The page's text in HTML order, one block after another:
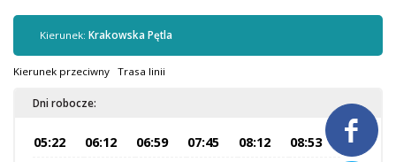

Sprzedaż biletów u kierowców
Jaworznicka Karta Miejska
Open Payment System
Kierunek: Krakowska Pętla
Kierunek przeciwny Trasa linii
Dni robocze:
05:22 06:12 06:59 07:45 08:12
08:53